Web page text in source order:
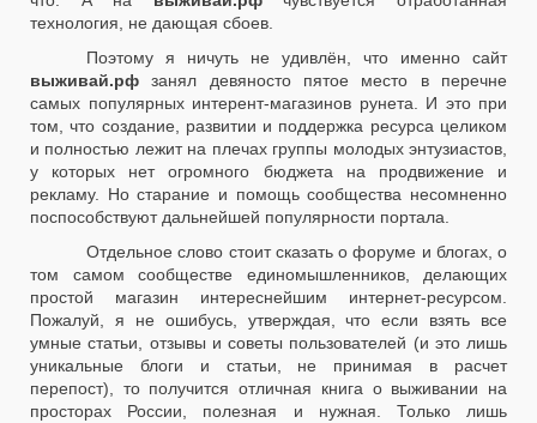
технология, не дающая сбоев.
Поэтому я ничуть не удивлён, что именно сайт
выживай.рф занял девяносто пятое место в перечне
самых популярных интерент-магазинов рунета. И это при
том, что создание, развитии и поддержка ресурса целиком
и полностью лежит на плечах группы молодых энтузиастов,
у которых нет огромного бюджета на продвижение и
рекламу. Но старание и помощь сообщества несомненно
поспособствуют дальнейшей популярности портала.
Отдельное слово стоит сказать о форуме и блогах, о
том самом сообществе единомышленников, делающих
простой магазин интереснейшим интернет-ресурсом.
Пожалуй, я не ошибусь, утверждая, что если взять все
умные статьи, отзывы и советы пользователей (и это лишь
уникальные блоги и статьи, не принимая в расчет
перепост), то получится отличная книга о выживании на
просторах России, полезная и нужная. Только лишь